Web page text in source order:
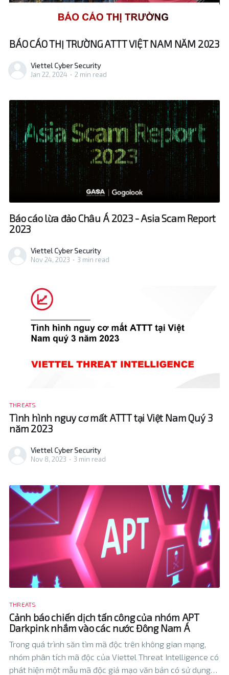
BÁO CÁO THỊ TRƯỜNG ATTT VIỆT NAM NĂM 2023
Viettel Cyber Security
Jan 22, 2024 • 2 min read
Báo cáo lừa đảo Châu Á 2023 - Asia Scam Report
2023
Viettel Cyber Security
Nov 24, 2023 • 3 min read
THREATS
Tình hình nguy cơ mất ATTT tại Việt Nam Quý 3
năm 2023
Viettel Cyber Security
Nov 8, 2023 • 3 min read
THREATS
Cảnh báo chiến dịch tấn công của nhóm APT
Darkpink nhắm vào các nước Đông Nam Á
Trong quá trình săn tìm mã độc trên không gian mạng,
nhóm phân tích mã độc của Viettel Threat Intelligence có
phát hiện một mẫu mã độc giả mạo văn bản có sử dụng